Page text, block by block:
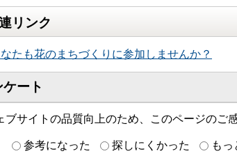
リンク
たも花のまちづくりに参加しませんか？
ケート
ブサイトの品質向上のため、このページのご
参考になった 探しにくかった も